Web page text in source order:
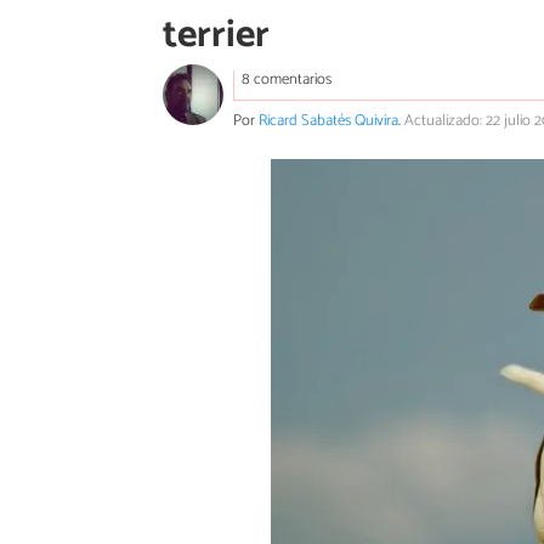
terrier
8 comentarios
PorRicard Sabatés Quivira.Actualizado: 22 julio